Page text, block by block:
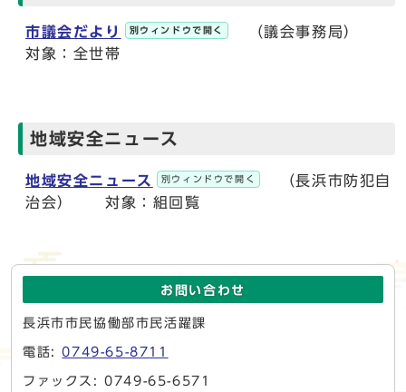
市議会だより 別ウィンドウで開く
（議会事務局）
対象：全世帯
地域安全ニュース
地域安全ニュース 別ウィンドウで開く
（長浜市防犯自
治会） 対象：組回覧
お問い合わせ
長浜市市民協働部市民活躍課
電話:0749-65-8711
ファックス: 0749-65-6571